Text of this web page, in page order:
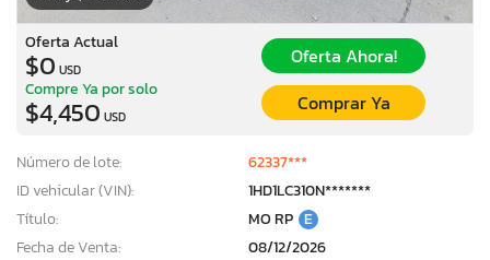
Oferta Actual
$0 USD
Oferta Ahora!
Compre Ya por solo
$4,450 USD
Comprar Ya
Número de lote:
62337***
ID vehicular (VIN):
1HD1LC310N*******
Título:
MO RP E
Fecha de Venta:
08/12/2026